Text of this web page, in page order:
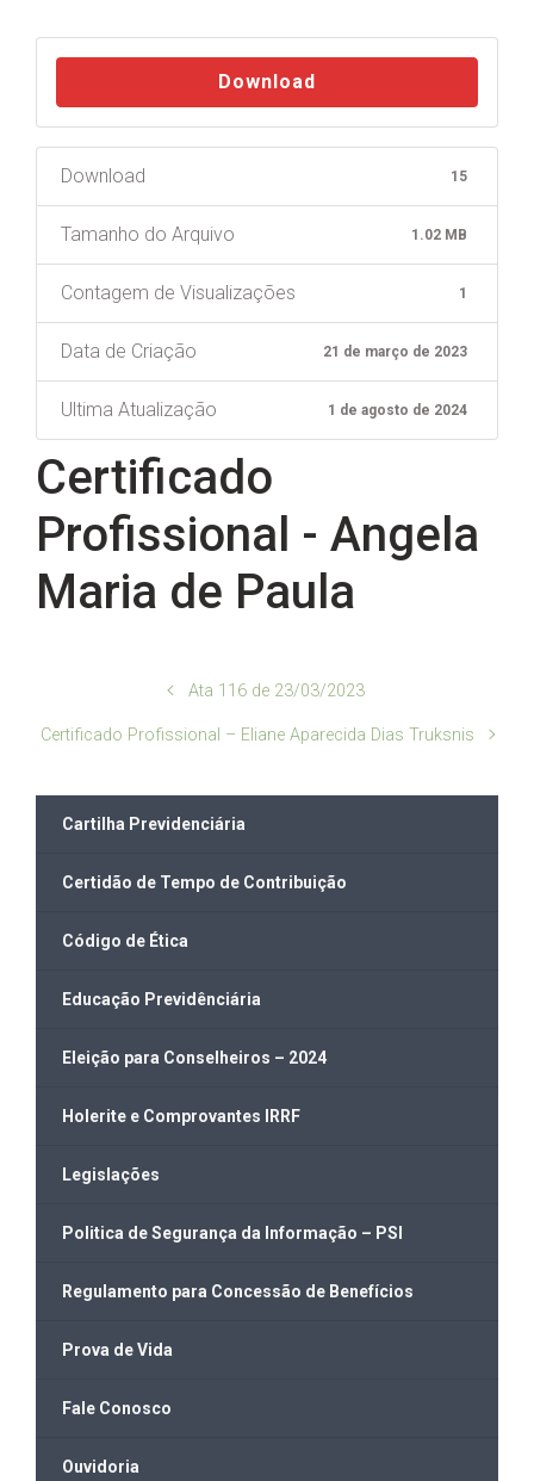
Download
Download 15
Tamanho do Arquivo 1.02 MB
Contagem de Visualizações 1
Data de Criação 21 de março de 2023
Ultima Atualização 1 de agosto de 2024
Certificado
Profissional - Angela
Maria de Paula
Ata 116 de 23/03/2023
Certificado Profissional – Eliane Aparecida Dias Truksnis
Cartilha Previdenciária
Certidão de Tempo de Contribuição
Código de Ética
Educação Previdênciária
Eleição para Conselheiros – 2024
Holerite e Comprovantes IRRF
Legislações
Politica de Segurança da Informação – PSI
Regulamento para Concessão de Benefícios
Prova de Vida
Fale Conosco
Ouvidoria